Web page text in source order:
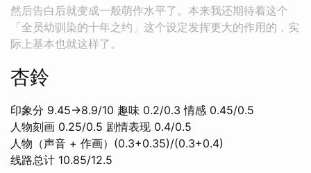
然后告白后就变成一般萌作水平了。本来我还期待着这个
「全员幼驯染的十年之约」这个设定发挥更大的作用的，实
际上基本也就这样了。
杏鈴
印象分 9.45→8.9/10 趣味 0.2/0.3 情感 0.45/0.5
人物刻画 0.25/0.5 剧情表现 0.4/0.5
人物（声音 + 作画）(0.3+0.35)/(0.3+0.4)
线路总计 10.85/12.5